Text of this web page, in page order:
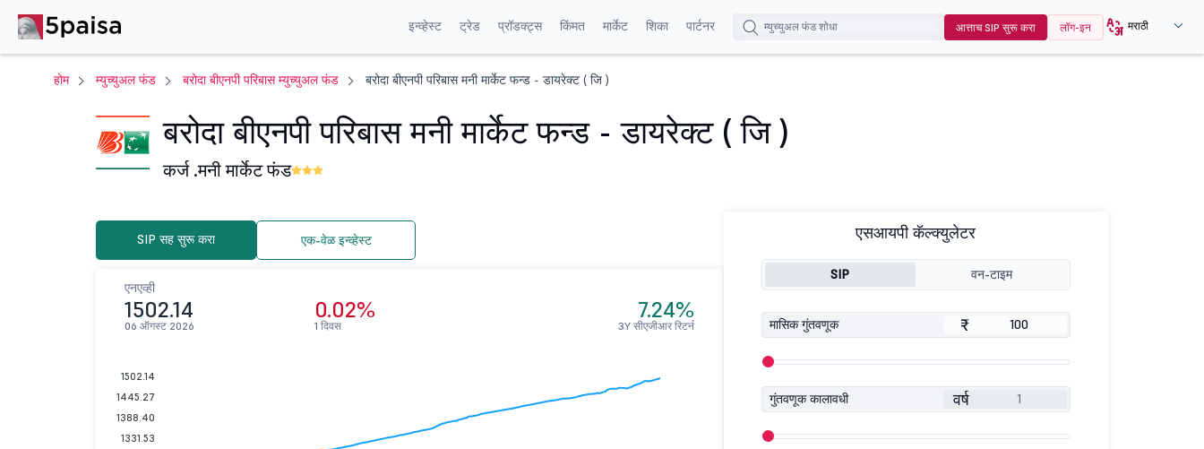
इन्व्हेस्ट ट्रेड प्रॉडक्ट्स किंमत मार्केट शिका पार्टनर आत्ताच SIP सुरू करा लॉग-इन मराठी
होम म्युच्युअल फंड बरोदा बीएनपी परिबास म्युच्युअल फंड बरोदा बीएनपी परिबास मनी मार्केट फन्ड - डायरेक्ट ( जि )
बरोदा बीएनपी परिबास मनी मार्केट फन्ड - डायरेक्ट ( जि )
कर्ज .मनी मार्केट फंड
SIP सह सुरू करा एक-वेळ इन्व्हेस्ट
एनएव्ही
1502.14
06 ऑगस्ट 2026
0.02%
1 दिवस
7.24%
3Y सीएजीआर रिटर्न
1502.14
1445.27
1388.40
1331.53
एसआयपी कॅल्क्युलेटर
SIP वन-टाइम
मासिक गुंतवणूक ₹
गुंतवणूक कालावधी वर्ष